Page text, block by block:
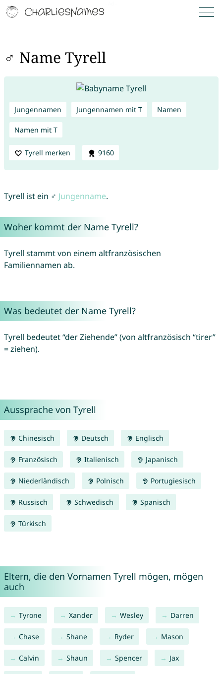
♂ Name Tyrell
Jungennamen Jungennamen mit T Namen
Namen mit T
Tyrell merken 9160
Tyrell ist ein ♂ Jungenname.
Woher kommt der Name Tyrell?
Tyrell stammt von einem altfranzösischen
Familiennamen ab.
Was bedeutet der Name Tyrell?
Tyrell bedeutet “der Ziehende” (von altfranzösisch “tirer”
= ziehen).
Aussprache von Tyrell
Chinesisch Deutsch Englisch
Französisch Italienisch Japanisch
Niederländisch Polnisch Portugiesisch
Russisch Schwedisch Spanisch
Türkisch
Eltern, die den Vornamen Tyrell mögen, mögen
auch
Tyrone Xander Wesley Darren
Chase Shane Ryder Mason
Calvin Shaun Spencer Jax